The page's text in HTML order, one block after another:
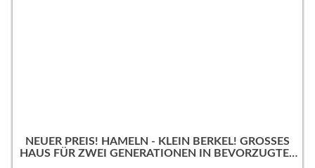
NEUER PREIS! HAMELN - KLEIN BERKEL! GROSSES
HAUS FÜR ZWEI GENERATIONEN IN BEVORZUGTER